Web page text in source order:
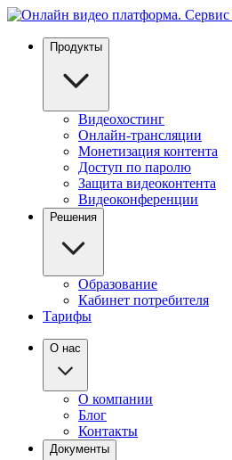
Продукты
Видеохостинг
Онлайн-трансляции
Монетизация контента
Доступ по паролю
Защита видеоконтента
Видеоконференции
Решения
Образование
Кабинет потребителя
Тарифы
О нас
О компании
Блог
Контакты
Документы